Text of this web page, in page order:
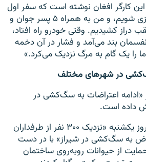
این کارگر افغان نوشته است که سفر اول
«١۴ نفر در خودرو جاسازی شویم، و من به همراه ۵ پسر جوان و
دراز کشیدیم. وقتی خودرو راه افتاد،
بند می‌آمد و فشار در آن دخمه
را یک گام به مرگ نزدیک می‌کرد.»
در شهرهای مختلف
«ادامه اعتراضات به سگ‌کشی در
داده است.
به نوشته این روزنامه، روز یکشنبه «نزدیک ۳۰۰ نفر از طرفداران
به سگ‌کشی در شیراز» با در دست
از حیوانات روبه‌روی ساختمان